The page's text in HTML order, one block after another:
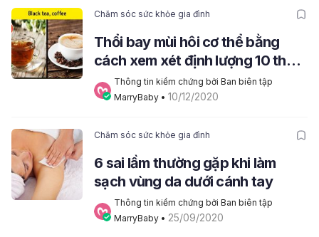
Chăm sóc sức khỏe gia đình
Thổi bay mùi hôi cơ thể bằng
cách xem xét định lượng 10 thực
phẩm này
Thông tin kiểm chứng bởi Ban biên tập
MarryBaby • 10/12/2020
Chăm sóc sức khỏe gia đình
6 sai lầm thường gặp khi làm
sạch vùng da dưới cánh tay
Thông tin kiểm chứng bởi Ban biên tập
MarryBaby • 25/09/2020